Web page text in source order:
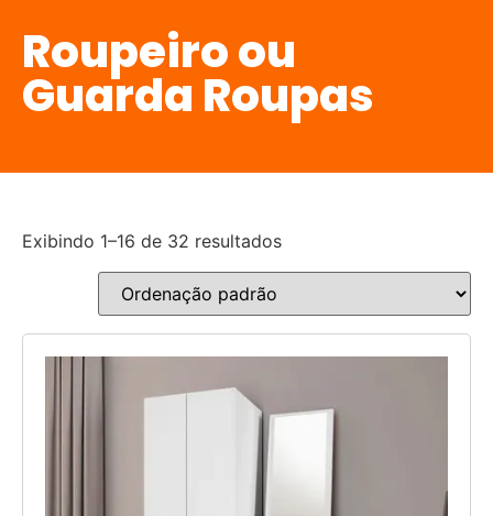
Roupeiro ou
Guarda Roupas
Exibindo 1–16 de 32 resultados